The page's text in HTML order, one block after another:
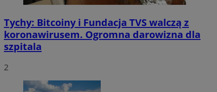
Tychy: Bitcoiny i Fundacja TVS walczą z
koronawirusem. Ogromna darowizna dla
szpitala
2